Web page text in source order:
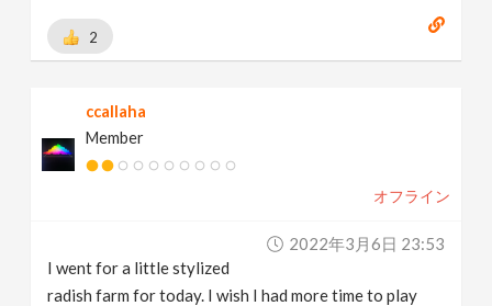
2
ccallaha
Member
オフライン
2022年3月6日 23:53
I went for a little stylized
radish farm for today. I wish I had more time to play